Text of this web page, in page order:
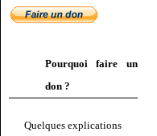
Pourquoi faire un
don ?
Quelques explications